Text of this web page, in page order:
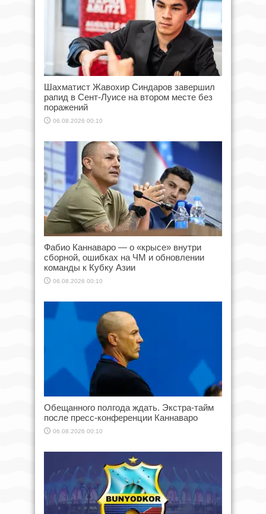
Шахматист Жавохир Синдаров завершил
рапид в Сент-Луисе на втором месте без
поражений
06.08.2026 00:10
Фабио Каннаваро — о «крысе» внутри
сборной, ошибках на ЧМ и обновлении
команды к Кубку Азии
06.08.2026 00:10
Обещанного полгода ждать. Экстра-тайм
после пресс-конференции Каннаваро
06.08.2026 00:10